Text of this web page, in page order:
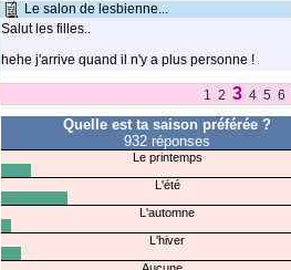
Le salon de lesbienne...
Salut les filles..
hehe j'arrive quand il n'y a plus personne !
1 2 3 4 5 6
Quelle est ta saison préférée ?
932 réponses
Le printemps
L'été
L'automne
L'hiver